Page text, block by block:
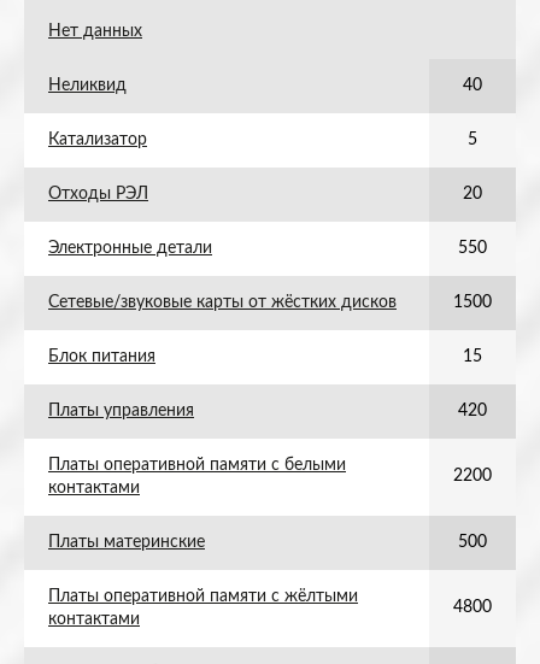
Нет данных
Неликвид 40
Катализатор 5
Отходы РЭЛ 20
Электронные детали 550
Сетевые/звуковые карты от жёстких дисков 1500
Блок питания 15
Платы управления 420
Платы оперативной памяти с белыми
контактами
2200
Платы материнские 500
Платы оперативной памяти с жёлтыми
контактами
4800